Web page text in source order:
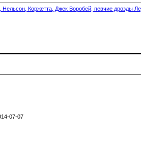
Коржетта, Джек Воробей; певчие дрозды
07-07